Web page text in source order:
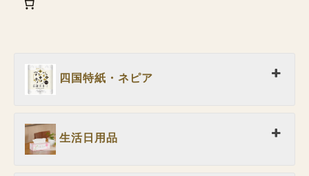
四国特紙・ネピア
生活日用品